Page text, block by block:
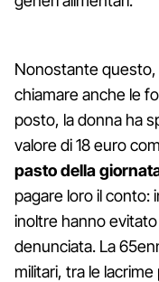
Nonostante
chiamare anche le
posto, la donna ha
valore di 18 euro
pasto della
pagare loro il conto:
inoltre hanno
denunciata. La
militari, tra le